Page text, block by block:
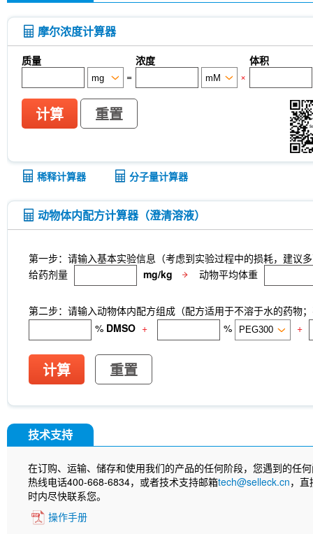
摩尔浓度计算器
质量 浓度
体积
=
×
计算 重置
稀释计算器 分子量计算器
动物体内配方计算器（澄清溶液）
第一步：请输入基本实验信息（考虑到实验过程中的损耗，建议
给药剂量
mg/kg 动物平均体重
第二步：请输入动物体内配方组成（配方适用于不溶于水的药物
% DMSO + % +
计算 重置
技术支持
在订购、运输、储存和使用我们的产品的任何阶段，您遇到的任
热线电话400-668-6834，或者技术支持邮箱tech@selleck.cn，
时内尽快联系您。
操作手册